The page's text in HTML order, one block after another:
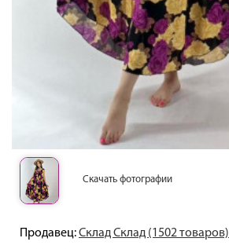
Скачать фотографии
Продавец:Склад Склад (1502 товаров)